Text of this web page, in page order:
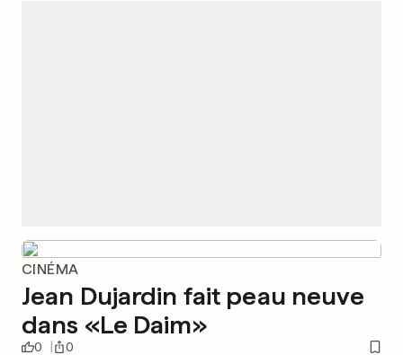
CINÉMA
Jean Dujardin fait peau neuve
dans «Le Daim»
0 0